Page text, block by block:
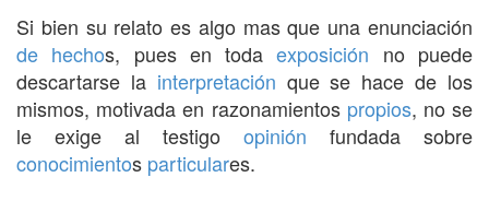
Si bien su relato es algo mas que una enunciación
de hechos, pues en todaexposición no puede
descartarse la interpretación que se hace de los
mismos, motivada en razonamientos propios, no se
le exige al testigo opinión fundada sobre
conocimientos particulares.